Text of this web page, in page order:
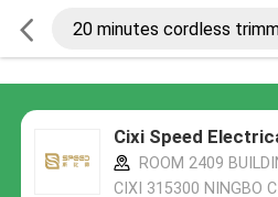
Cixi Speed
ROOM 2409
CIXI 315300 NINGBO